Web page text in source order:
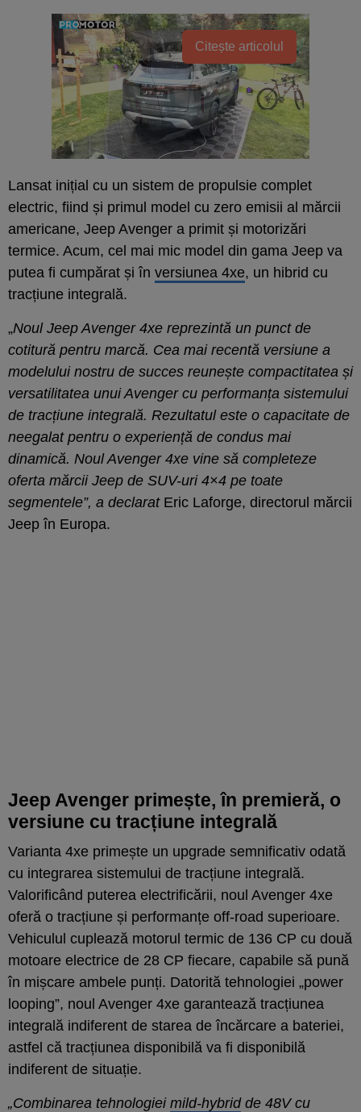
Citește articolul
Lansat inițial cu un sistem de propulsie complet
electric, fiind și primul model cu zero emisii al mărcii
americane, Jeep Avenger a primit și motorizări
termice. Acum, cel mai mic model din gama Jeep va
putea fi cumpărat și în versiunea 4xe, un hibrid cu
tracțiune integrală.
„Noul Jeep Avenger 4xe reprezintă un punct de
cotitură pentru marcă. Cea mai recentă versiune a
modelului nostru de succes reunește compactitatea și
versatilitatea unui Avenger cu performanța sistemului
de tracțiune integrală. Rezultatul este o capacitate de
neegalat pentru o experiență de condus mai
dinamică. Noul Avenger 4xe vine să completeze
oferta mărcii Jeep de SUV-uri 4×4 pe toate
segmentele”, a declarat Eric Laforge, directorul mărcii
Jeep în Europa.
Jeep Avenger primește, în premieră, o
versiune cu tracțiune integrală
Varianta 4xe primește un upgrade semnificativ odată
cu integrarea sistemului de tracțiune integrală.
Valorificând puterea electrificării, noul Avenger 4xe
oferă o tracțiune și performanțe off-road superioare.
Vehiculul cuplează motorul termic de 136 CP cu două
motoare electrice de 28 CP fiecare, capabile să pună
în mișcare ambele punți. Datorită tehnologiei „power
looping”, noul Avenger 4xe garantează tracțiunea
integrală indiferent de starea de încărcare a bateriei,
astfel că tracțiunea disponibilă va fi disponibilă
indiferent de situație.
„Combinarea tehnologiei mild-hybridde 48V cu